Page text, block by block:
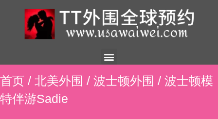
首页 / 北美外围 / 波士顿外围 / 波士顿模
特伴游Sadie